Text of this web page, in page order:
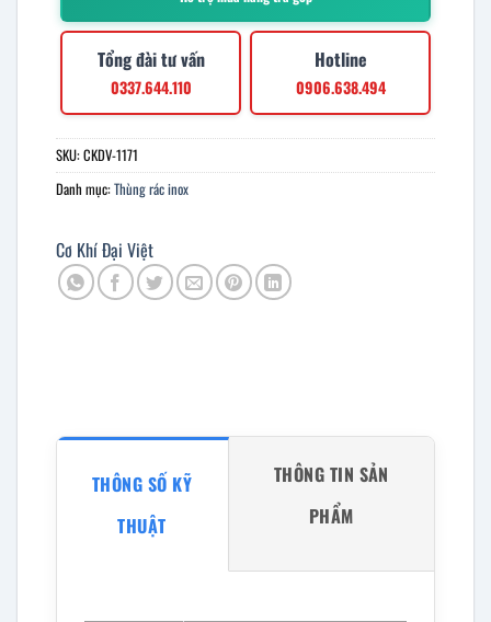
Tổng đài tư vấn
0337.644.110
Hotline
0906.638.494
SKU:CKDV-1171
Danh mục:Thùng rác inox
Cơ Khí Đại Việt
THÔNG SỐ KỸ
THUẬT
THÔNG TIN SẢN
PHẨM